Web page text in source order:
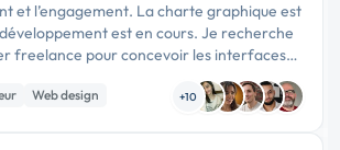
est en cours. Je recherche
freelance pour concevoir les interfaces
que des supports visuels (flyers / affiches
Web design
+10